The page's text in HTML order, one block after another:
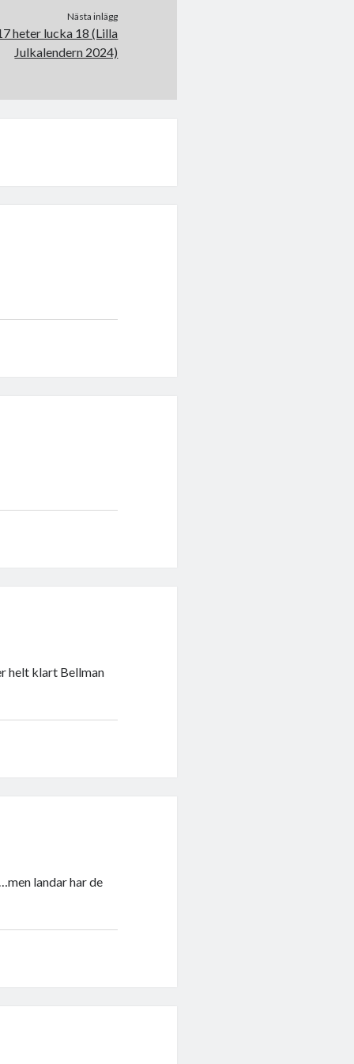
Nästa inlägg
heter lucka 18 (Lilla
Julkalendern 2024)
helt klart Bellman
landar har de